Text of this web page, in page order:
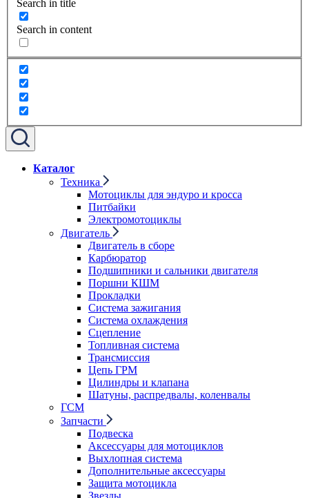
Search in title
Search in content
Каталог
Техника
Мотоциклы для эндуро и кросса
Питбайки
Электромотоциклы
Двигатель
Двигатель в сборе
Карбюратор
Подшипники и сальники двигателя
Поршни КШМ
Прокладки
Система зажигания
Система охлаждения
Сцепление
Топливная система
Трансмиссия
Цепь ГРМ
Цилиндры и клапана
Шатуны, распредвалы, коленвалы
ГСМ
Запчасти
Подвеска
Аксессуары для мотоциклов
Выхлопная система
Дополнительные аксессуары
Защита мотоцикла